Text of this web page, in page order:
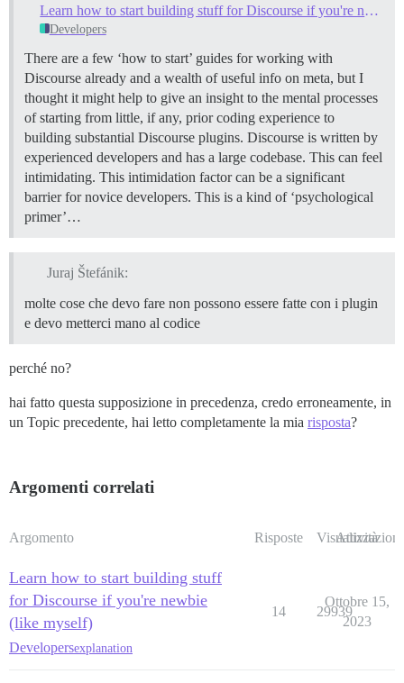
Learn how to start building stuff for Discourse if you're newbie (like myself)
Developers
There are a few ‘how to start’ guides for working with
Discourse already and a wealth of useful info on meta, but I
thought it might help to give an insight to the mental processes
of starting from little, if any, prior coding experience to
building substantial Discourse plugins. Discourse is written by
experienced developers and has a large codebase. This can feel
intimidating. This intimidation factor can be a significant
barrier for novice developers. This is a kind of ‘psychological
primer’…
Juraj Štefánik:
molte cose che devo fare non possono essere fatte con i plugin
e devo metterci mano al codice
perché no?
hai fatto questa supposizione in precedenza, credo erroneamente, in
un Topic precedente, hai letto completamente la mia risposta?
Argomenti correlati
Argomento Risposte Visualizzazioni
Attività
Learn how to start building stuff
for Discourse if you're newbie
(like myself)
Developersexplanation
14 29939
Ottobre 15,
2023